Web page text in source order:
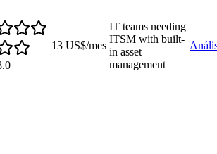
13 US$/mes
IT teams needing
ITSM with built-
in asset
management